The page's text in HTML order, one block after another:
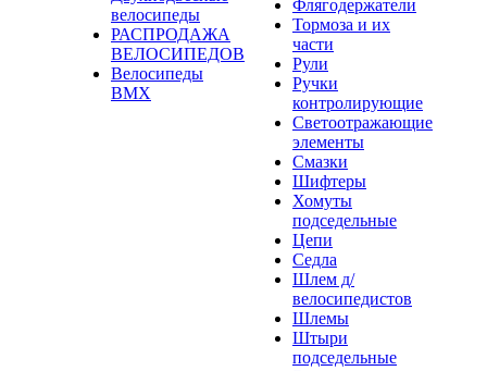
велосипеды
РАСПРОДАЖА
ВЕЛОСИПЕДОВ
Велосипеды
BMX
Флягодержатели
Тормоза и их
части
Рули
Ручки
контролирующие
Светоотражающие
элементы
Смазки
Шифтеры
Хомуты
подседельные
Цепи
Седла
Шлем д/
велосипедистов
Шлемы
Штыри
подседельные